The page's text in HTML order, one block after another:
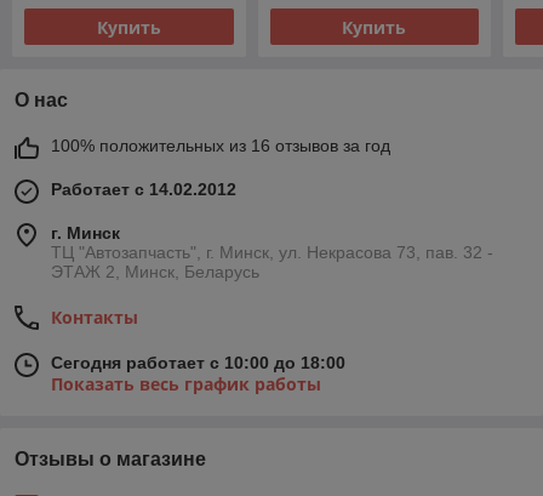
Купить Купить
О нас
100% положительных из 16 отзывов за год
Работает с 14.02.2012
г. Минск
ТЦ "Автозапчасть", г. Минск, ул. Некрасова 73, пав. 32 -
ЭТАЖ 2, Минск, Беларусь
Контакты
Сегодня работает с 10:00 до 18:00
Показать весь график работы
Отзывы о магазине